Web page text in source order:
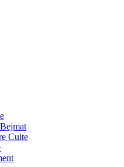
Cuite